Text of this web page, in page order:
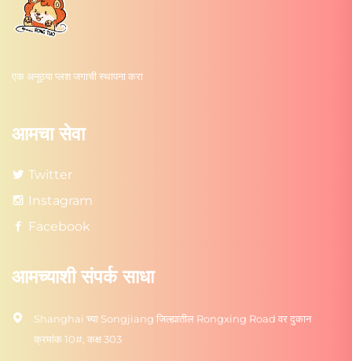
एक अनूठ्या प्लश जगाची स्थापना करा
आमचा सेवा
Twitter
Instagram
Facebook
आमच्याशी संपर्क साधा
Shanghai च्या Songjiang जिल्ह्यातील Rongxing Road वर दुकान
क्रमांक 10#, कक्ष 303